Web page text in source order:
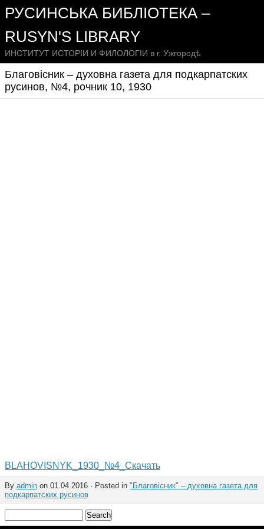
РУСИНСЬКА БИБЛІОТЕКА –
RUSYN'S LIBRARY
ИНСТИТУТ ИСТОРІИ И ФИЛОЛОГІИ в г. Ужгородѣ
Благовісник – духовна газета для подкарпатских
русинов, №4, рочник 10, 1930
BLAHOVISNYK_1930_№4_ Скачать
By admin on 01.04.2016 · Posted in "Благовісник" – духовна газета для
подкарпатских русинов